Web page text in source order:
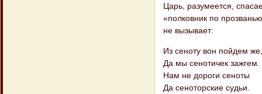
Царь, разумеется,
«полковник по
не вызывает:
Из сеноту вон пойдем же,
Да мы сенотичек зажгем.
Нам не дороги сеноты
Да сеноторские судьи.